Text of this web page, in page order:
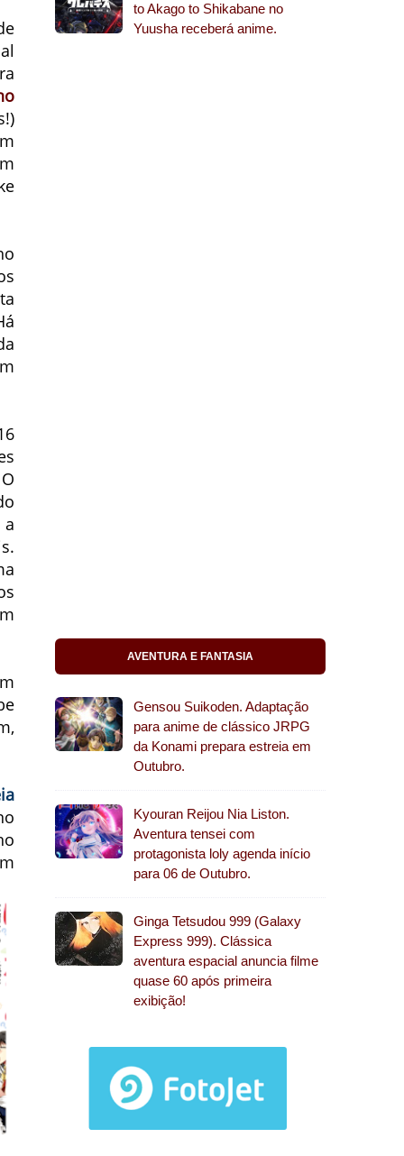
a
to Akago to Shikabane no
Yuusha receberá anime.
AVENTURA E FANTASIA
Gensou Suikoden. Adaptação
para anime de clássico JRPG
da Konami prepara estreia em
Outubro.
Kyouran Reijou Nia Liston.
Aventura tensei com
protagonista loly agenda início
para 06 de Outubro.
Ginga Tetsudou 999 (Galaxy
Express 999). Clássica
aventura espacial anuncia filme
quase 60 após primeira
exibição!